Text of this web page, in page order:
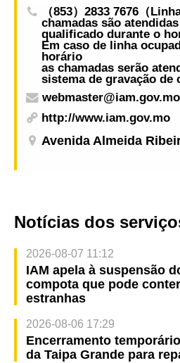
（853）2833 7676（
chamadas são
qualificado durante o
Em caso de linha
horário
as chamadas serão
sistema de gravação de
webmaster@iam.gov.mo
http://www.iam.gov.mo
Avenida Almeida
Notícias dos
2026-08-07 11:12
IAM apela à suspensão
compota que pode
estranhas
2026-08-06 17:29
Encerramento
da Taipa Grande para